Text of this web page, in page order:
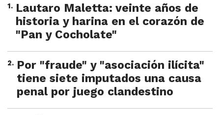
1. Lautaro Maletta: veinte años de
historia y harina en el corazón de
"Pan y Cocholate"
2. Por "fraude" y "asociación ilícita"
tiene siete imputados una causa
penal por juego clandestino